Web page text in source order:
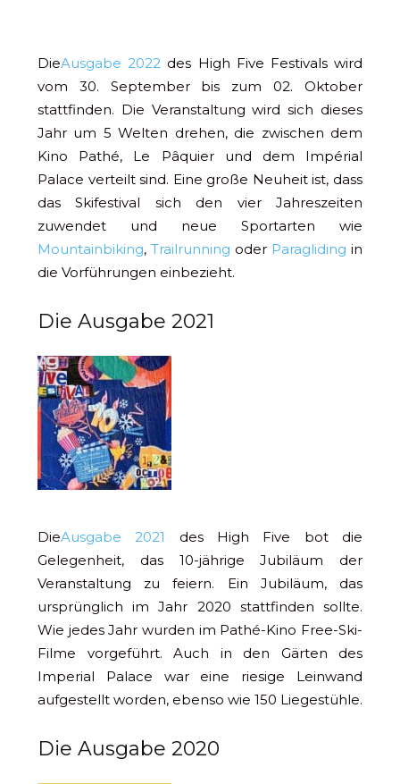
DieAusgabe 2022 des High Five Festivals wird
vom 30. September bis zum 02. Oktober
stattfinden. Die Veranstaltung wird sich dieses
Jahr um 5 Welten drehen, die zwischen dem
Kino Pathé, Le Pâquier und dem Impérial
Palace verteilt sind. Eine große Neuheit ist, dass
das Skifestival sich den vier Jahreszeiten
zuwendet und neue Sportarten wie
Mountainbiking, Trailrunning oder Paragliding in
die Vorführungen einbezieht.
Die Ausgabe 2021
DieAusgabe 2021
des High Five bot die
Gelegenheit, das 10-jährige Jubiläum der
Veranstaltung zu feiern. Ein Jubiläum, das
ursprünglich im Jahr 2020 stattfinden sollte.
Wie jedes Jahr wurden im Pathé-Kino Free-Ski-
Filme vorgeführt. Auch in den Gärten des
Imperial Palace war eine riesige Leinwand
aufgestellt worden, ebenso wie 150 Liegestühle.
Die Ausgabe 2020